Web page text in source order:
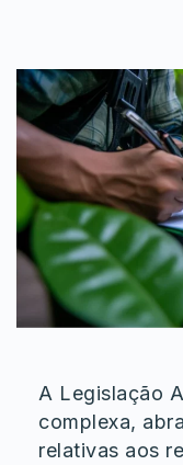
A Legislação
complexa,
relativas aos